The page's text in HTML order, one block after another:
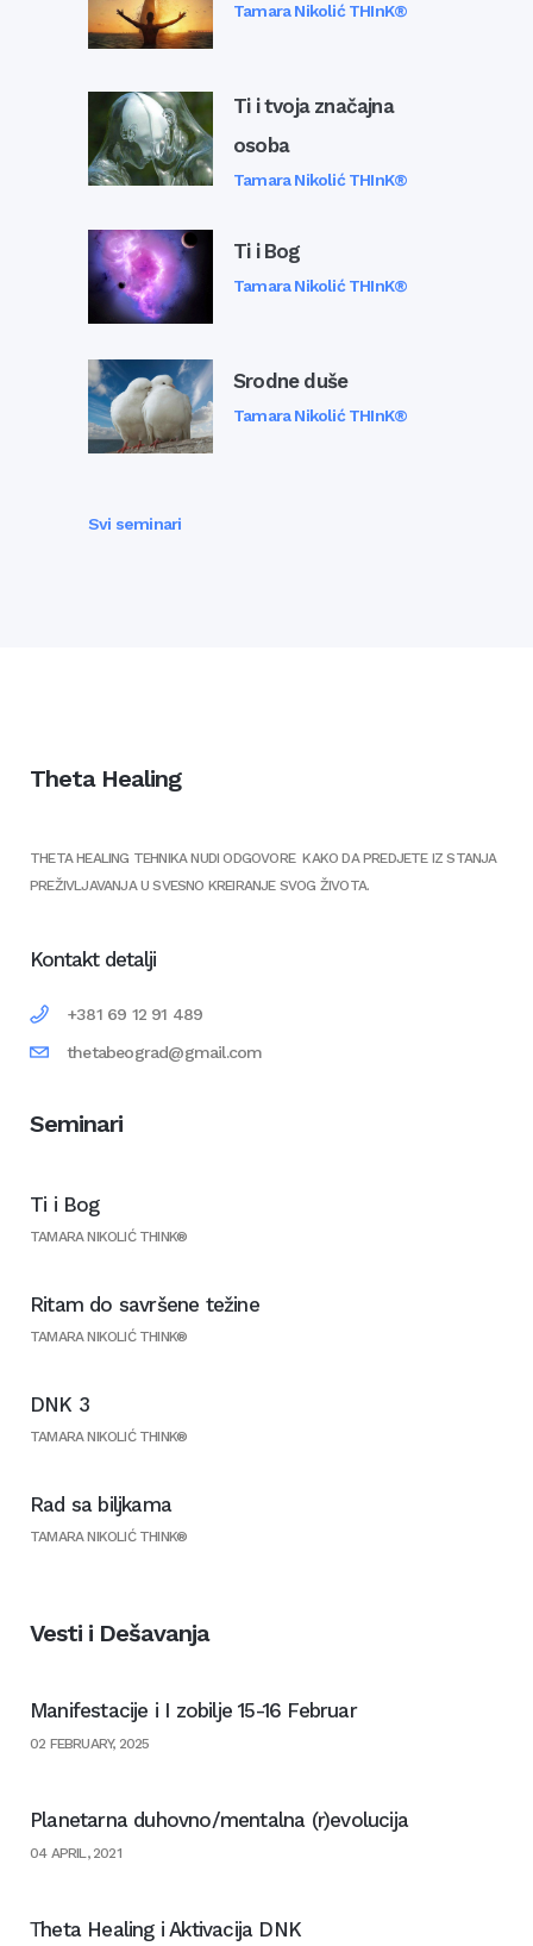
Tamara Nikolić THInK®
Ti i tvoja značajna
osoba
Tamara Nikolić THInK®
Ti i Bog
Tamara Nikolić THInK®
Srodne duše
Tamara Nikolić THInK®
Svi seminari
Theta Healing
THETA HEALING TEHNIKA NUDI ODGOVORE KAKO DA PREDJETE IZ STANJA
PREŽIVLJAVANJA U SVESNO KREIRANJE SVOG ŽIVOTA.
Kontakt detalji
+381 69 12 91 489
thetabeograd@gmail.com
Seminari
Ti i Bog
TAMARA NIKOLIĆ THINK®
Ritam do savršene težine
TAMARA NIKOLIĆ THINK®
DNK 3
TAMARA NIKOLIĆ THINK®
Rad sa biljkama
TAMARA NIKOLIĆ THINK®
Vesti i Dešavanja
Manifestacije i I zobilje 15-16 Februar
02 FEBRUARY, 2025
Planetarna duhovno/mentalna (r)evolucija
04 APRIL, 2021
Тheta Healing i Aktivacija DNK